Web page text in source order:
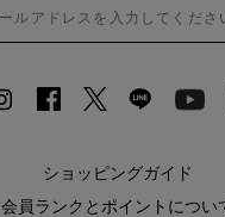
ショッピングガイド
会員ランクとポイントについ